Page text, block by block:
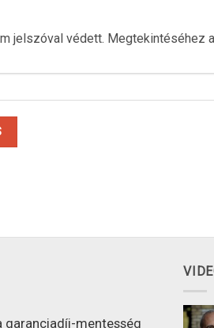
jelszóval védett. Megtekintéséhez
garanciadíj-mentesség